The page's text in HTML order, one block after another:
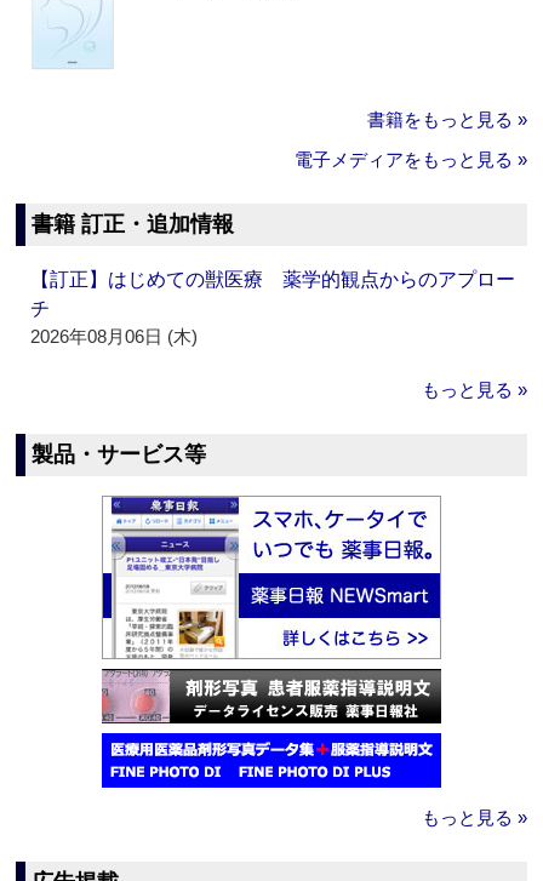
書籍をもっと見る »
電子メディアをもっと見る »
書籍 訂正・追加情報
【訂正】はじめての獣医療 薬学的観点からのアプロー
チ
2026年08月06日 (木)
もっと見る »
製品・サービス等
もっと見る »